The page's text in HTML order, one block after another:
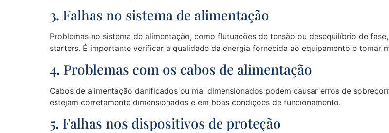
3. Falhas no sistema de alimentação
Problemas no sistema de alimentação, como flutuações de tensão ou desequilíbrio de
starters. É importante verificar a qualidade da energia fornecida ao equipamento e tomar
4. Problemas com os cabos de alimentação
Cabos de alimentação danificados ou mal dimensionados podem causar erros de
estejam corretamente dimensionados e em boas condições de funcionamento.
5. Falhas nos dispositivos de proteção